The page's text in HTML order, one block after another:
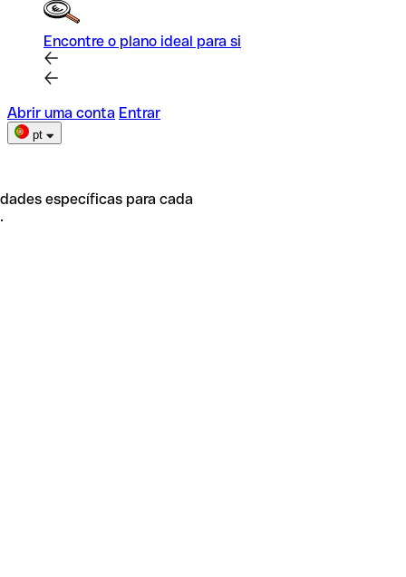
Encontre o plano ideal para si
Abrir uma conta Entrar
pt
específicas para cada